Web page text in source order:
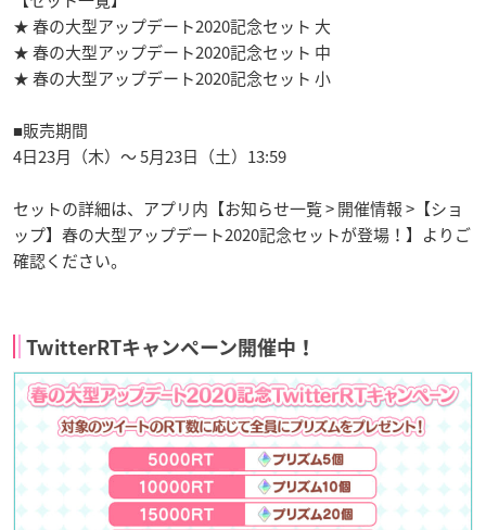
★ 春の大型アップデート2020記念セット 大
★ 春の大型アップデート2020記念セット 中
★ 春の大型アップデート2020記念セット 小
■販売期間
4日23月（木）～ 5月23日（土）13:59
セットの詳細は、アプリ内【お知らせ一覧 > 開催情報 >【ショ
ップ】春の大型アップデート2020記念セットが登場！】よりご
確認ください。
TwitterRTキャンペーン開催中！